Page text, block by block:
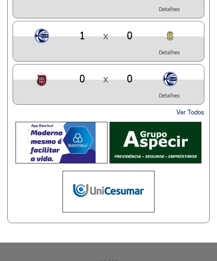
Detalhes
1 x 0
Detalhes
0 x 0
Detalhes
Ver Todos